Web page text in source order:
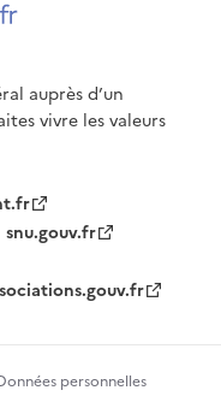
auprès d’un
vivre les valeurs
snu.gouv.fr
personnelles